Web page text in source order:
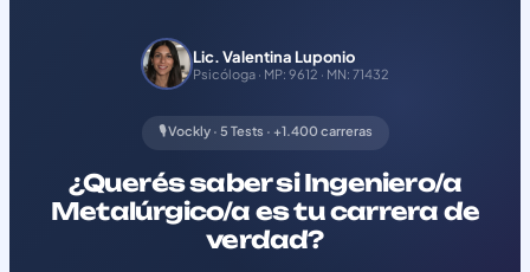
Lic. Valentina Luponio
Psicóloga · MP: 9612 · MN: 71432
🎙️ Vockly · 5 Tests · +1.400 carreras
¿Querés saber si Ingeniero/a
Metalúrgico/a es tu carrera de
verdad?